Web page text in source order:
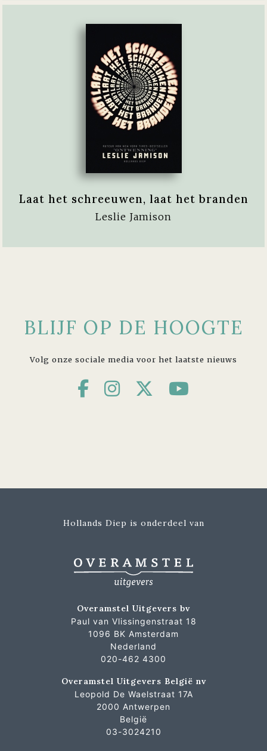
Laat het schreeuwen, laat het branden
Leslie Jamison
BLIJF OP DE HOOGTE
Volg onze sociale media voor het laatste nieuws
Hollands Diep is onderdeel van
Overamstel Uitgevers bv
Paul van Vlissingenstraat 18
1096 BK Amsterdam
Nederland
020-462 4300
Overamstel Uitgevers België nv
Leopold De Waelstraat 17A
2000 Antwerpen
België
03-3024210